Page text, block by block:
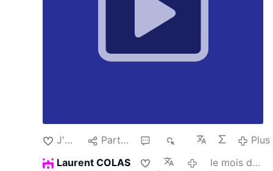
qui fût l'occasion pour M. l'abbé Girod de
faire ses adieux aux élèves, après 10 ans
passés à la direction de …
J'aime Partager
Plus
Laurent COLAS
le mois dernier